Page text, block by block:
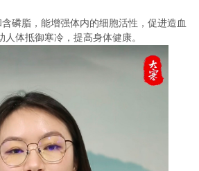
磷脂，能增强体内的细胞活性，促进造血
体抵御寒冷，提高身体健康。